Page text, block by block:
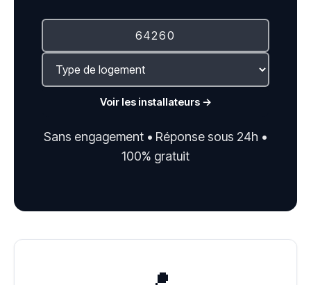
Voir les installateurs →
Sans engagement • Réponse sous 24h •
100% gratuit